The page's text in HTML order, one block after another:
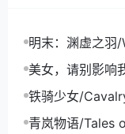
明末：渊虚之羽
美女，请别影响
铁骑少女/
青岚物语/Tales